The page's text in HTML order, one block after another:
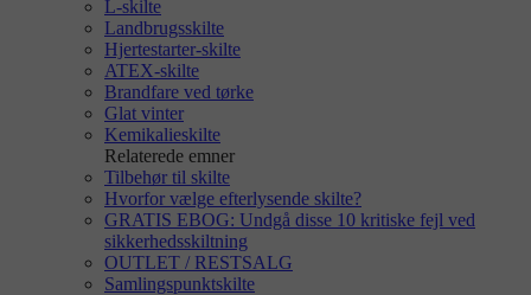
L-skilte
Landbrugsskilte
Hjertestarter-skilte
ATEX-skilte
Brandfare ved tørke
Glat vinter
Kemikalieskilte
Relaterede emner
Tilbehør til skilte
Hvorfor vælge efterlysende skilte?
GRATIS EBOG: Undgå disse 10 kritiske fejl ved
sikkerhedsskiltning
OUTLET / RESTSALG
Samlingspunktskilte